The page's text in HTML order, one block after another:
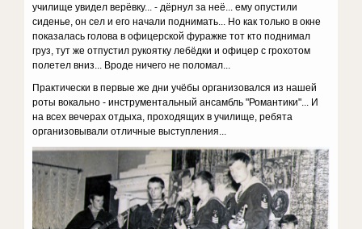
училище увидел верёвку... - дёрнул за неё... ему опустили
сиденье, он сел и его начали поднимать... Но как только в окне
показалась голова в офицерской фуражке тот кто поднимал
груз, тут же отпустил рукоятку лебёдки и офицер с грохотом
полетел вниз... Вроде ничего не поломал...
Практически в первые же дни учёбы организовался из нашей
роты вокально - инструментальный ансамбль "Романтики"... И
на всех вечерах отдыха, проходящих в училище, ребята
организовывали отличные выступления...